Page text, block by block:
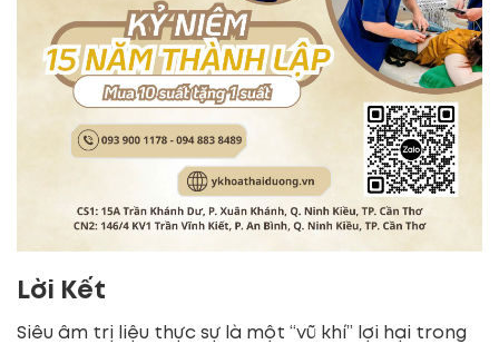
Lời Kết
Siêu âm trị liệu thực sự là một “vũ khí” lợi hại trong